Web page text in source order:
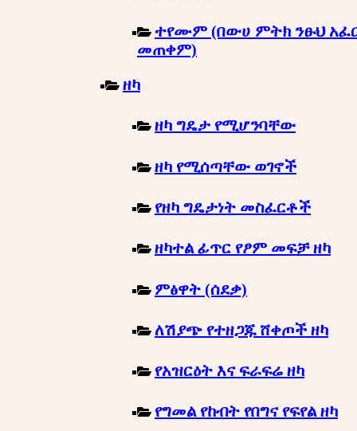
ተየሙም (በውሀ ምትክ ንፁህ
መጠቀም)
ዘካ
ዘካ ግዴታ የሚሆንባቸው
ዘካ የሚሰጣቸው ወገኖች
የዘካ ግዴታነት መስፈርቶች
ዘካተል ፊጥር የፆም መፍቻ ዘካ
ምፅዋት (ሰደቃ)
ለሽያጭ የተዘጋጁ ሸቀጦች ዘካ
የአዝርዕት እና ፍራፍሬ ዘካ
የግመል የከብት የበግና የፍየል ዘካ